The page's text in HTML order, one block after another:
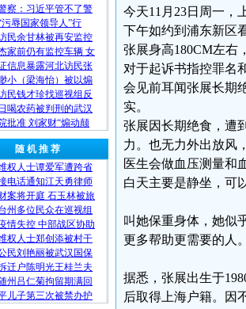
察：习近平管不了警
污辱国家领导人”行
民余甘林被再安监控
家前仍有监控车辆 女
信息暴露河北访民张
小（梁海怡）被以煽
民钱才珍找巡视组反
喝农药被判刑的武汉
批准 刘家财“煽动颠
随 机 推 荐
权人士谭爱军遭跨省
电话通知江天勇律师
案将开庭 石玉林被旅
州多位民众在巡视组
情失控 中部战区协助
权人士郑创添被村干
民刘艳丽被武汉国保
迁户陈明光王桂兰夫
州吕仁菊拘留期满回
儿子第三次被禁办护
今天11月23日周一，
下午如约到浦东新区
张展身高180CM左右
对于起诉书指控罪名
会见前耳闻张展长期
实。
张展因长期绝食，遭
力。也无力外出放风
医生会做血压测量和
白天主要是静坐，可
叫她保重身体，她似
更多帮助更需要的人。
据悉，张展出生于
后取得上海户籍。因